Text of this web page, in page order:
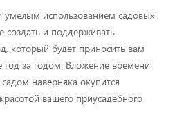
использованием садовых
создать и поддерживать
который будет приносить вам
год за годом. Вложение времени
наверняка окупится
вашего приусадебного